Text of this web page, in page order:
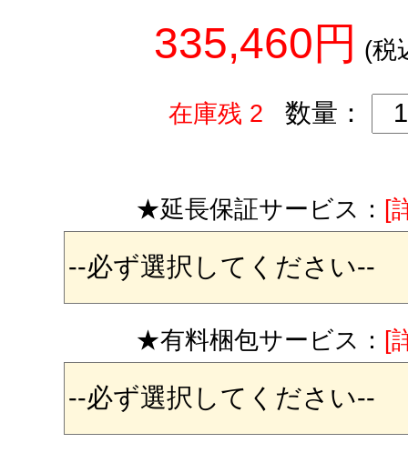
335,460円 (税
在庫残 2 数量：
★延長保証サービス： [
★有料梱包サービス： [